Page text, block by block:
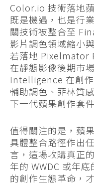
Color.io 技術落地
既是機遇，也是行
關技術被整合至
影片調色領域縮小
若落地 Pixelmator
在靜態影像後期市
Intelligence 在創
輔助調色、菲林質
下一代蘋果創作套
值得關注的是，蘋
具體整合路徑作出
言，這場收購真正
年的 WWDC 或年
的創作生態革命，